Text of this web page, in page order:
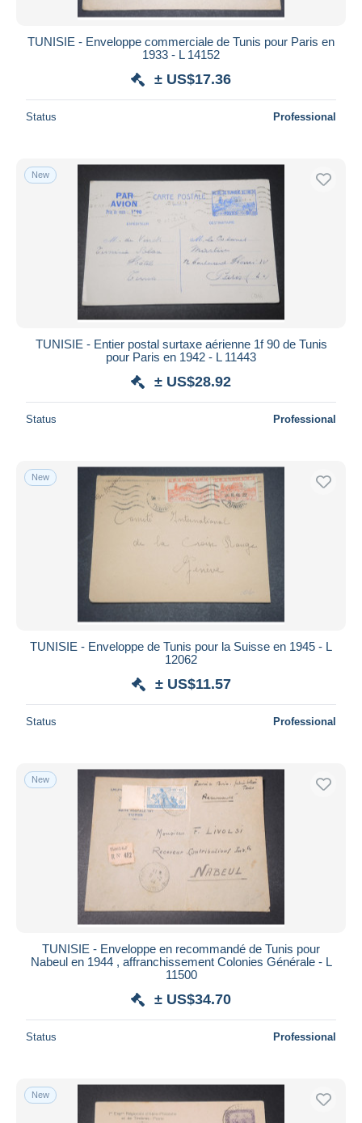
TUNISIE - Enveloppe commerciale de Tunis pour Paris en
1933 - L 14152
± US$17.36
Status Professional
New
TUNISIE - Entier postal surtaxe aérienne 1f 90 de Tunis
pour Paris en 1942 - L 11443
± US$28.92
Status Professional
New
TUNISIE - Enveloppe de Tunis pour la Suisse en 1945 - L
12062
± US$11.57
Status Professional
New
TUNISIE - Enveloppe en recommandé de Tunis pour
Nabeul en 1944 , affranchissement Colonies Générale - L
11500
± US$34.70
Status Professional
New